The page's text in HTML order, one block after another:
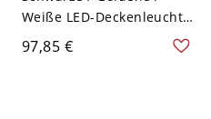
Weiße LED-Deckenleuchte
aus Eisen und Acryl im
quadratischen Design -
97,85 €